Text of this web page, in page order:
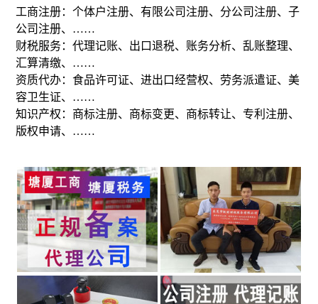
工商注册：个体户注册、有限公司注册、分公司注册、子
公司注册、……
财税服务：代理记账、出口退税、账务分析、乱账整理、
汇算清缴、……
资质代办：食品许可证、进出口经营权、劳务派遣证、美
容卫生证、……
知识产权：商标注册、商标变更、商标转让、专利注册、
版权申请、……